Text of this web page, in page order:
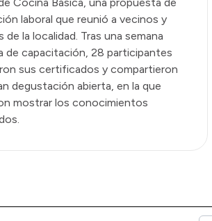
laboral que reunió a vecinos y
de la localidad. Tras una semana
de capacitación, 28 participantes
sus certificados y compartieron
degustación abierta, en la que
mostrar los conocimientos